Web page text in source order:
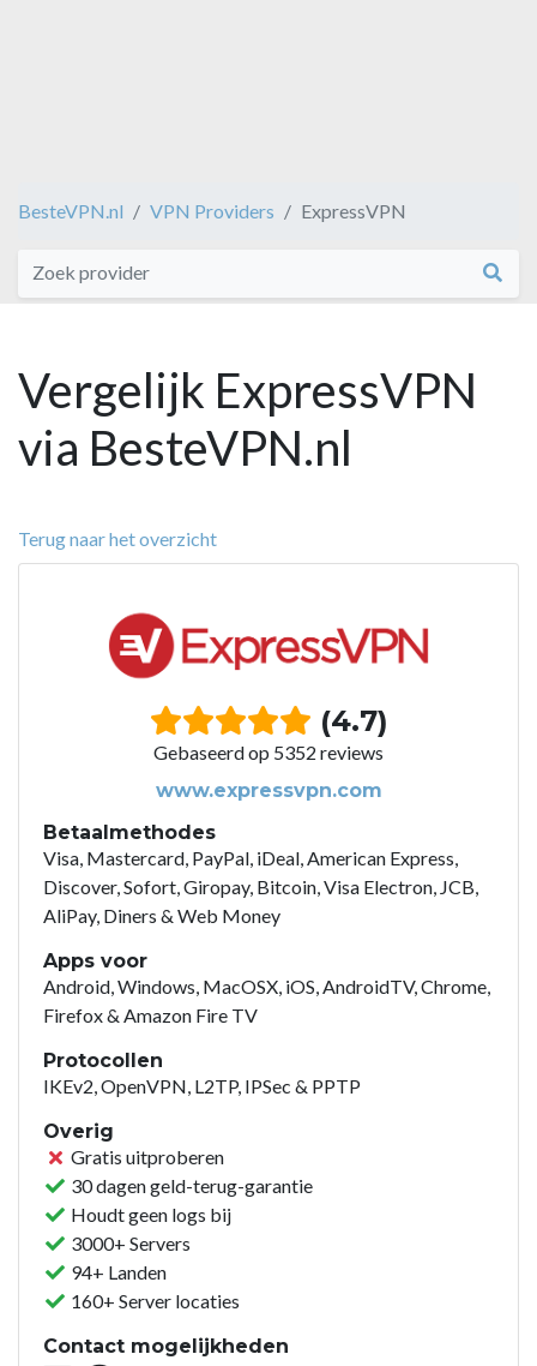
BesteVPN.nl VPN Providers ExpressVPN
Vergelijk ExpressVPN
via BesteVPN.nl
Terug naar het overzicht
(4.7)
Gebaseerd op 5352 reviews
www.expressvpn.com
Betaalmethodes
Visa, Mastercard, PayPal, iDeal, American Express,
Discover, Sofort, Giropay, Bitcoin, Visa Electron, JCB,
AliPay, Diners & Web Money
Apps voor
Android, Windows, MacOSX, iOS, AndroidTV, Chrome,
Firefox & Amazon Fire TV
Protocollen
IKEv2, OpenVPN, L2TP, IPSec & PPTP
Overig
Gratis uitproberen
30 dagen geld-terug-garantie
Houdt geen logs bij
3000+ Servers
94+ Landen
160+ Server locaties
Contact mogelijkheden